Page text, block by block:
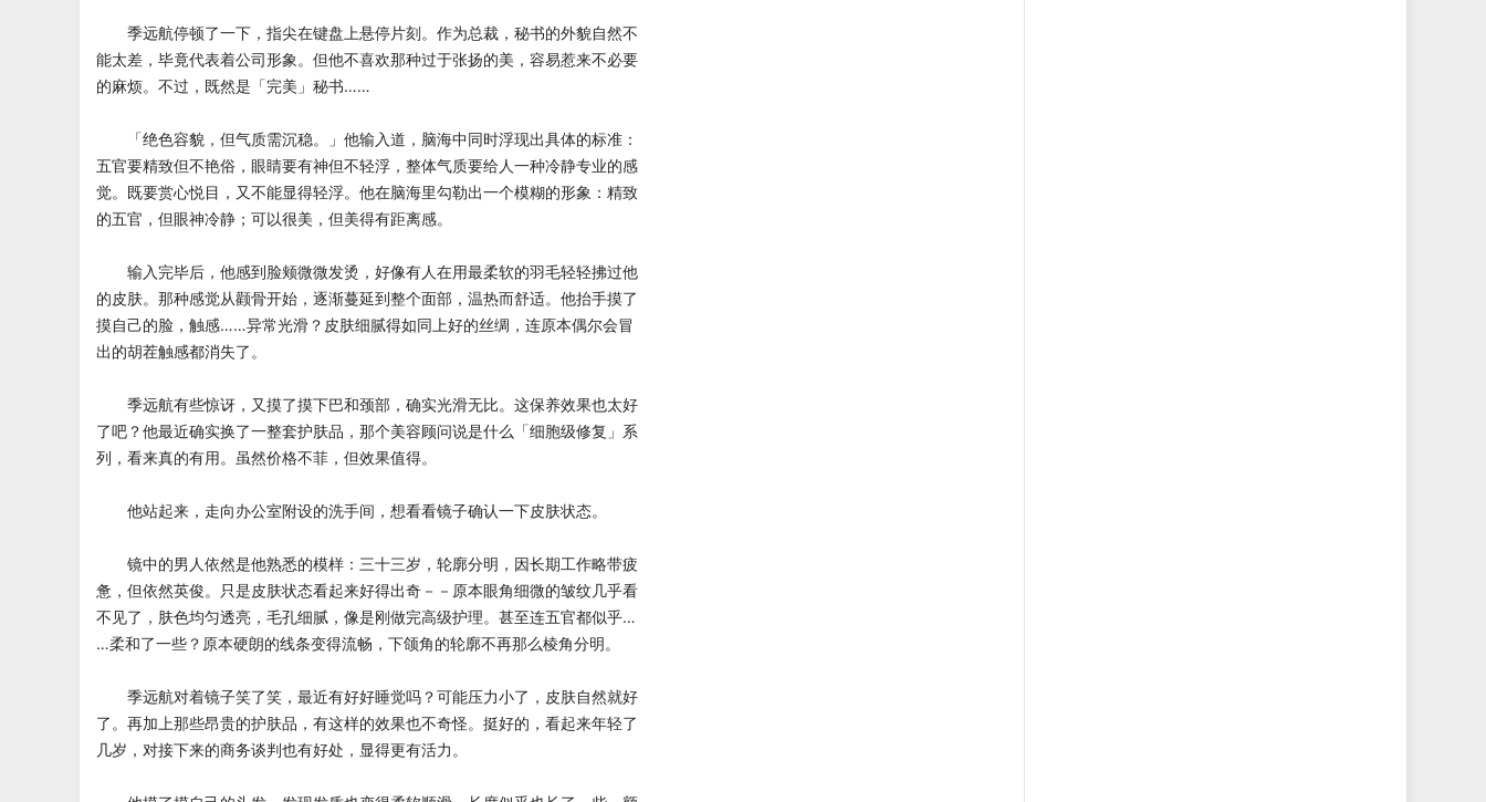
季远航停顿了一下，指尖在键盘上悬停片刻。作为总裁，秘书的外貌自然不
能太差，毕竟代表着公司形象。但他不喜欢那种过于张扬的美，容易惹来不必要
的麻烦。不过，既然是「完美」秘书……
「绝色容貌，但气质需沉稳。」他输入道，脑海中同时浮现出具体的标准：
五官要精致但不艳俗，眼睛要有神但不轻浮，整体气质要给人一种冷静专业的感
觉。既要赏心悦目，又不能显得轻浮。他在脑海里勾勒出一个模糊的形象：精致
的五官，但眼神冷静；可以很美，但美得有距离感。
输入完毕后，他感到脸颊微微发烫，好像有人在用最柔软的羽毛轻轻拂过他
的皮肤。那种感觉从颧骨开始，逐渐蔓延到整个面部，温热而舒适。他抬手摸了
摸自己的脸，触感……异常光滑？皮肤细腻得如同上好的丝绸，连原本偶尔会冒
出的胡茬触感都消失了。
季远航有些惊讶，又摸了摸下巴和颈部，确实光滑无比。这保养效果也太好
了吧？他最近确实换了一整套护肤品，那个美容顾问说是什么「细胞级修复」系
列，看来真的有用。虽然价格不菲，但效果值得。
他站起来，走向办公室附设的洗手间，想看看镜子确认一下皮肤状态。
镜中的男人依然是他熟悉的模样：三十三岁，轮廓分明，因长期工作略带疲
惫，但依然英俊。只是皮肤状态看起来好得出奇－－原本眼角细微的皱纹几乎看
不见了，肤色均匀透亮，毛孔细腻，像是刚做完高级护理。甚至连五官都似乎…
…柔和了一些？原本硬朗的线条变得流畅，下颌角的轮廓不再那么棱角分明。
季远航对着镜子笑了笑，最近有好好睡觉吗？可能压力小了，皮肤自然就好
了。再加上那些昂贵的护肤品，有这样的效果也不奇怪。挺好的，看起来年轻了
几岁，对接下来的商务谈判也有好处，显得更有活力。